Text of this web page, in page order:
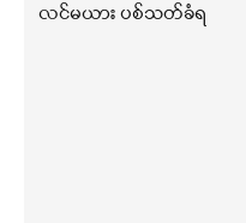
လင်မယား ပစ်သတ်ခံရ